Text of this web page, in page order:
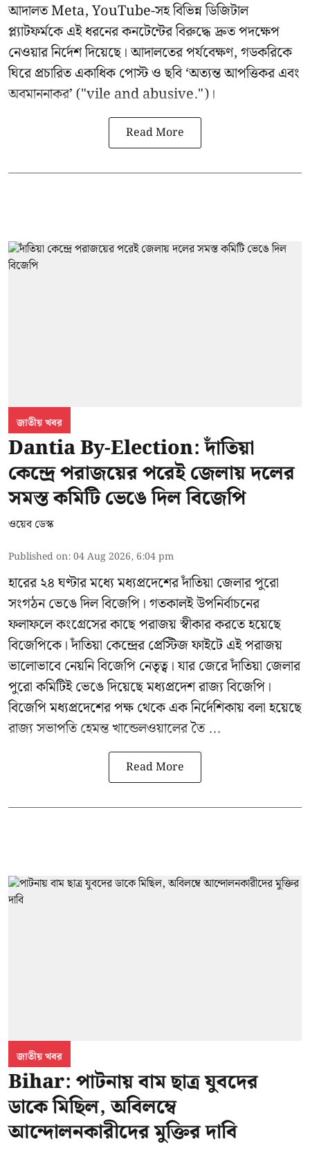
আদালত Meta, YouTube-সহ বিভিন্ন ডিজিটাল
প্ল্যাটফর্মকে এই ধরনের কনটেন্টের বিরুদ্ধে দ্রুত পদক্ষেপ
নেওয়ার নির্দেশ দিয়েছে। আদালতের পর্যবেক্ষণ, গডকরিকে
ঘিরে প্রচারিত একাধিক পোস্ট ও ছবি ‘অত্যন্ত আপত্তিকর এবং
অবমাননাকর’ ("vile and abusive.")।
Read More
জাতীয় খবর
Dantia By-Election: দাঁতিয়া
কেন্দ্রে পরাজয়ের পরেই জেলায় দলের
সমস্ত কমিটি ভেঙে দিল বিজেপি
ওয়েব ডেস্ক
Published on:04 Aug 2026, 6:04 pm
হারের ২৪ ঘণ্টার মধ্যে মধ্যপ্রদেশের দাঁতিয়া জেলার পুরো
সংগঠন ভেঙে দিল বিজেপি। গতকালই উপনির্বাচনের
ফলাফলে কংগ্রেসের কাছে পরাজয় স্বীকার করতে হয়েছে
বিজেপিকে। দাঁতিয়া কেন্দ্রের প্রেস্টিজ ফাইটে এই পরাজয়
ভালোভাবে নেয়নি বিজেপি নেতৃত্ব। যার জেরে দাঁতিয়া জেলার
পুরো কমিটিই ভেঙে দিয়েছে মধ্যপ্রদেশ রাজ্য বিজেপি।
বিজেপি মধ্যপ্রদেশের পক্ষ থেকে এক নির্দেশিকায় বলা হয়েছে
রাজ্য সভাপতি হেমন্ত খান্ডেলওয়ালের তৈ ...
Read More
জাতীয় খবর
Bihar: পাটনায় বাম ছাত্র যুবদের
ডাকে মিছিল, অবিলম্বে
আন্দোলনকারীদের মুক্তির দাবি